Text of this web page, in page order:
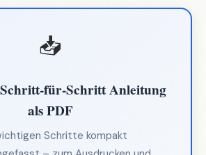
📥
Schritt-für-Schritt Anleitung
als PDF
Schritte kompakt